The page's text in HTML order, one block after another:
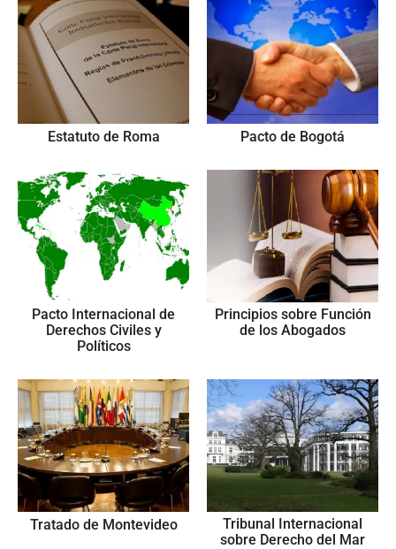
Estatuto de Roma Pacto de Bogotá
Pacto Internacional de
Derechos Civiles y
Políticos
Principios sobre Función
de los Abogados
Tratado de Montevideo
Tribunal Internacional
sobre Derecho del Mar